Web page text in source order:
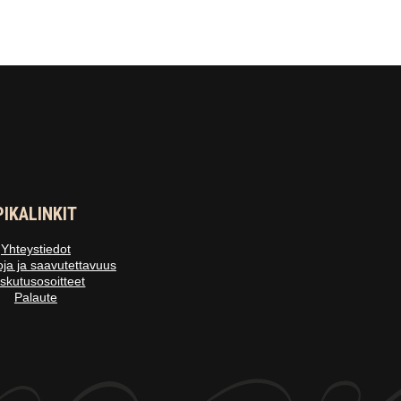
Yhteystiedot
ja saavutettavuus
Palaute